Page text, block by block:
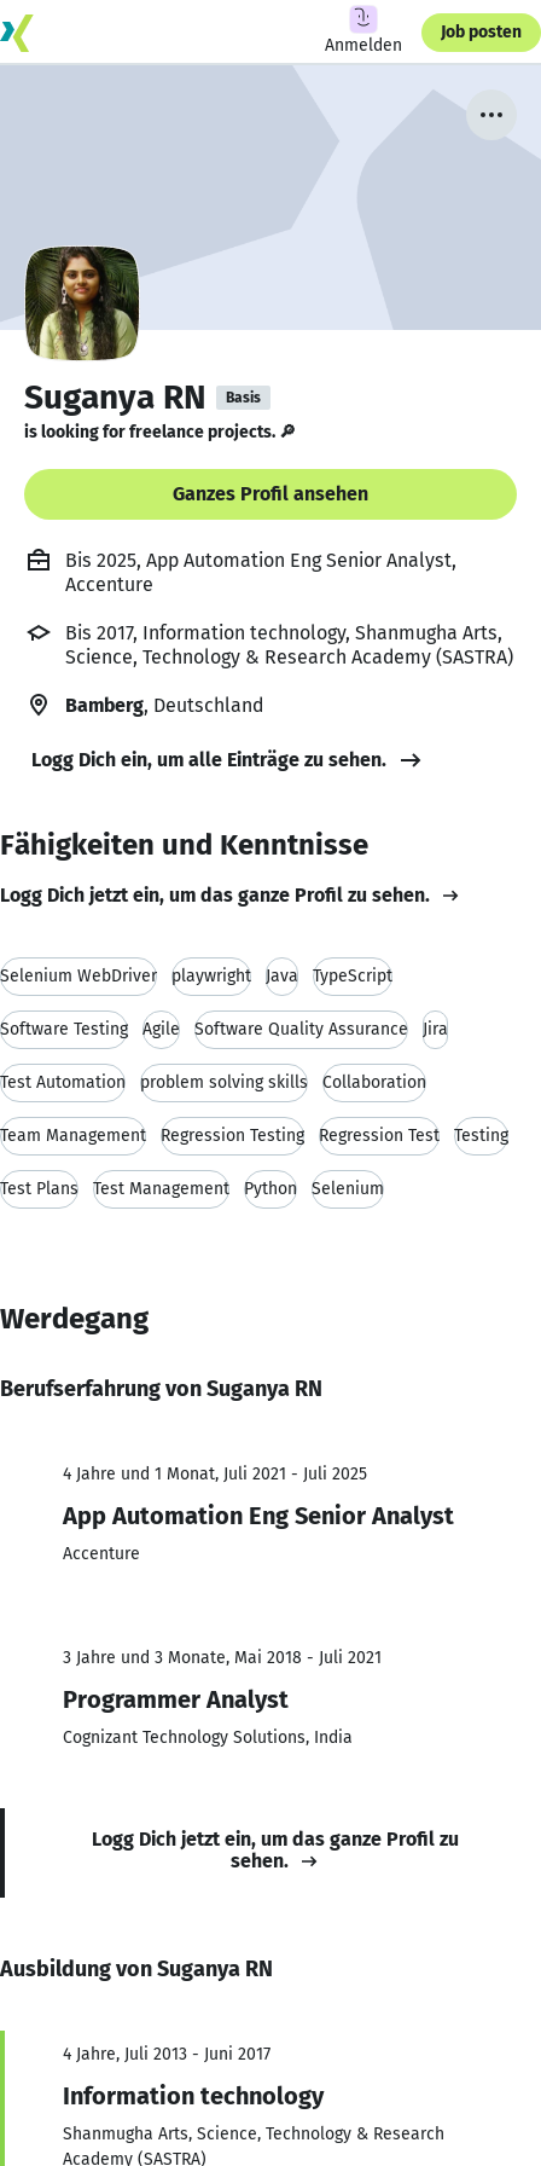
Anmelden
Job posten
Suganya RN Basis
is looking for freelance projects. 🔎
Ganzes Profil ansehen
Bis 2025, App Automation Eng Senior Analyst,
Accenture
Bis 2017, Information technology, Shanmugha Arts,
Science, Technology & Research Academy (SASTRA)
Bamberg, Deutschland
Logg Dich ein, um alle Einträge zu sehen.
Fähigkeiten und Kenntnisse
Logg Dich jetzt ein, um das ganze Profil zu sehen.
Selenium WebDriver playwright Java TypeScript
Software Testing Agile Software Quality Assurance Jira
Test Automation problem solving skills Collaboration
Team Management Regression Testing Regression Test Testing
Test Plans Test Management Python Selenium
Werdegang
Berufserfahrung von Suganya RN
4 Jahre und 1 Monat, Juli 2021 - Juli 2025
App Automation Eng Senior Analyst
Accenture
3 Jahre und 3 Monate, Mai 2018 - Juli 2021
Programmer Analyst
Cognizant Technology Solutions, India
Logg Dich jetzt ein, um das ganze Profil zu
sehen.
Ausbildung von Suganya RN
4 Jahre, Juli 2013 - Juni 2017
Information technology
Shanmugha Arts, Science, Technology & Research
Academy (SASTRA)